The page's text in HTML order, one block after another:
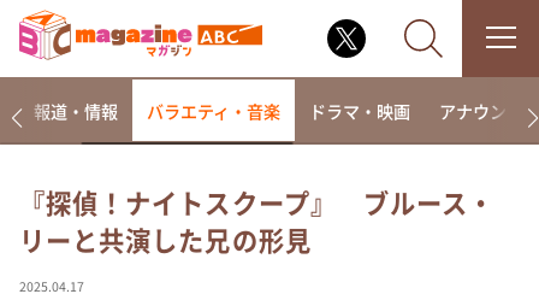
なるみ・岡村の過ぎるTV
相席食堂
報道・情報 バラエティ・音楽 ドラマ・映画 アナウンサー
『探偵！ナイトスクープ』 ブルース・
リーと共演した兄の形見
2025.04.17